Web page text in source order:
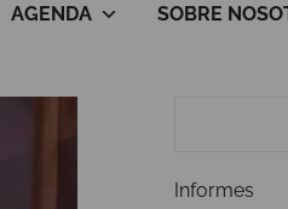
AGENDA SOBRE
Informes